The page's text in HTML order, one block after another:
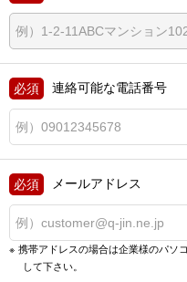
連絡可能な電話番号
メールアドレス
携帯アドレスの場合は企業様のパソ
して下さい。